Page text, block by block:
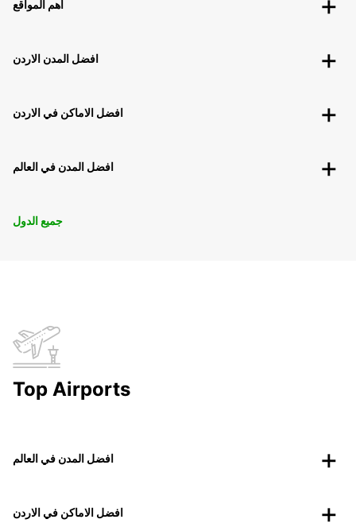
أهم المواقع
افضل المدن الاردن
افضل الاماكن في الاردن
افضل المدن في العالم
جميع الدول
Top Airports
افضل المدن في العالم
افضل الاماكن في الاردن